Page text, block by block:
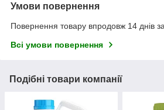
Умови повернення
Повернення товару впродовж 14 днів
Всі умови повернення
Подібні товари компанії